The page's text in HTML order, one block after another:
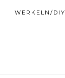
WERKELN/DIY